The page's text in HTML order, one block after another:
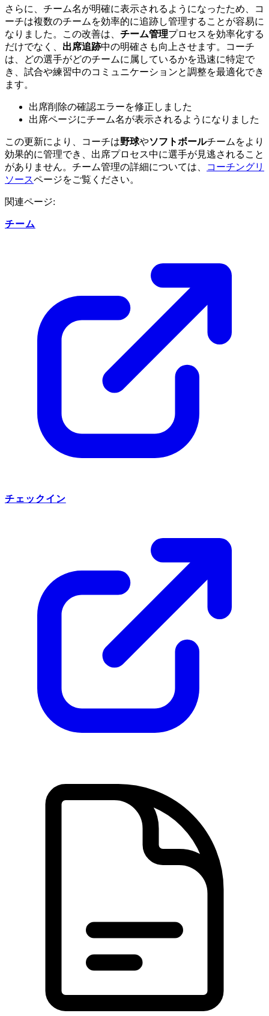
さらに、チーム名が明確に表示されるようになったため、コ
ーチは複数のチームを効率的に追跡し管理することが容易に
なりました。この改善は、 チーム管理プロセスを効率化する
だけでなく、 出席追跡中の明確さも向上させます。コーチ
は、どの選手がどのチームに属しているかを迅速に特定で
き、試合や練習中のコミュニケーションと調整を最適化でき
ます。
出席削除の確認エラーを修正しました
出席ページにチーム名が表示されるようになりました
この更新により、コーチは野球やソフトボールチームをより
効果的に管理でき、出席プロセス中に選手が見逃されること
がありません。チーム管理の詳細については、
コーチングリ
ソースページをご覧ください。
関連ページ:
チーム
チェックイン